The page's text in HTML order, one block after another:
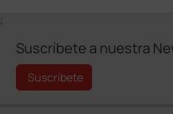
;
Suscríbete a nuestra
Suscríbete